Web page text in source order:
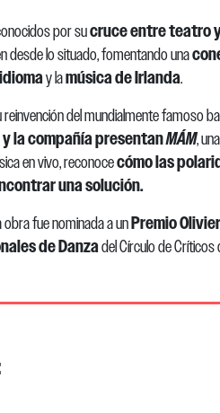
por sucruce entre teatro
desde lo situado, fomentando una
idiomay lamúsica de Irlanda.
reinvención del mundialmente famoso
y la compañía presentanMÁM,
en vivo, reconocecómo las
una solución.
obra fue nominada a unPremio Olivier
de Danzadel Círculo de Críticos